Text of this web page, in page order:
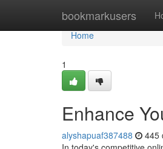
bookmarkusers
Home
Home
1
Enhance
alyshapuaf387488 445